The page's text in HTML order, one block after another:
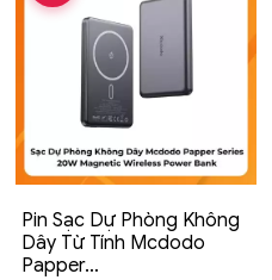
Pin Sạc Dự Phòng Không
Dây Từ Tính Mcdodo
Papper…